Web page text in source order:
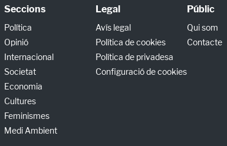
Seccions
Política
Opinió
Internacional
Societat
Economia
Cultures
Feminismes
Medi Ambient
Legal
Avís legal
Política de cookies
Política de privadesa
Configuració de cookies
Públic
Qui som
Contacte